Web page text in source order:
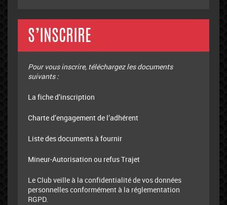
S’INSCRIRE
Pour vous inscrire, téléchargez les documents
suivants :
La fiche d’inscription
Charte d’engagement de l’adhérent
Liste des documents à fournir
Mineur-Autorisation ou refus Trajet
Le Club veille à la confidentialité de vos données
personnelles conformément à la réglementation
RGPD.